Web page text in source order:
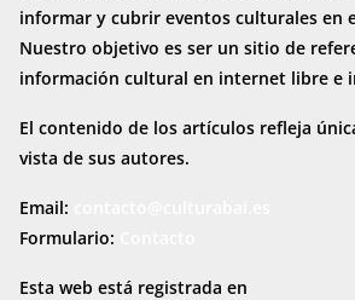
informar y cubrir eventos culturales en
Nuestro objetivo es ser un sitio de
información cultural en internet libre e
El contenido de los artículos refleja
vista de sus autores.
Email:
Formulario:
Esta web está registrada en